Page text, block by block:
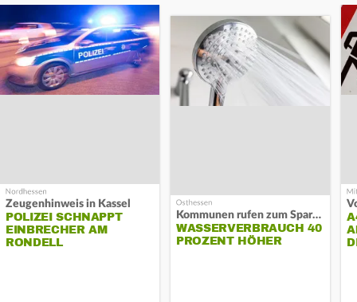
Zeugenhinweis in Kassel
POLIZEI SCHNAPPT
EINBRECHER AM
RONDELL
Kommunen rufen zum Sparen auf
WASSERVERBRAUCH 40
PROZENT HÖHER